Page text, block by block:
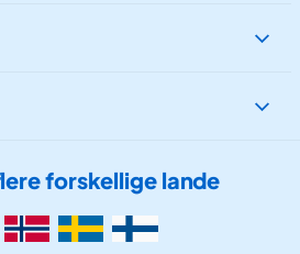
forskellige lande